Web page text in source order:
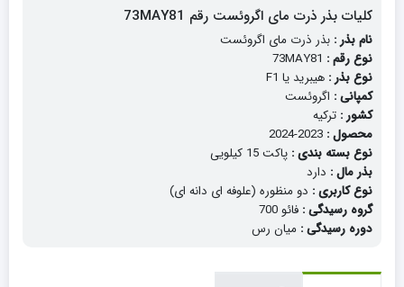
کلیات بذر ذرت مای اگروئست رقم 73MAY81
نام بذر : بذر ذرت مای اگروئست
نوع رقم :
نوع بذر : هیبرید یا F1
کمپانی : اگروئست
کشور : ترکیه
محصول :
نوع بسته بندی : پاکت 15 کیلویی
بذر مال : دارد
نوع کاربری : دو منظوره (علوفه ای دانه ای)
گروه رسیدگی : فائو 700
دوره رسیدگی : میان رس